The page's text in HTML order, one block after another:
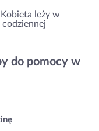
leży w
do pomocy w